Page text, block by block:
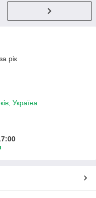
рік
Україна